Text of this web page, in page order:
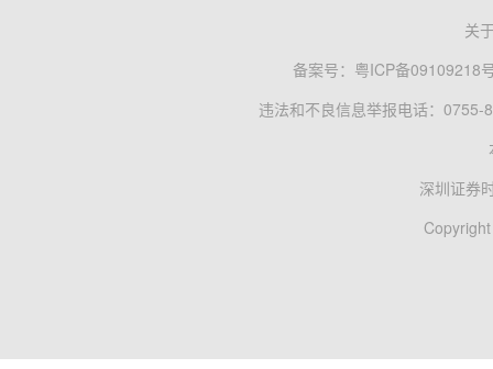
关
备案号： 粤ICP备09109218
违法和不良信息举报电话：0755-
深圳证券